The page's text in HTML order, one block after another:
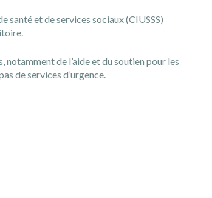
santé et de services sociaux (CIUSSS)
de l’aide et du soutien pour les
de services d’urgence.